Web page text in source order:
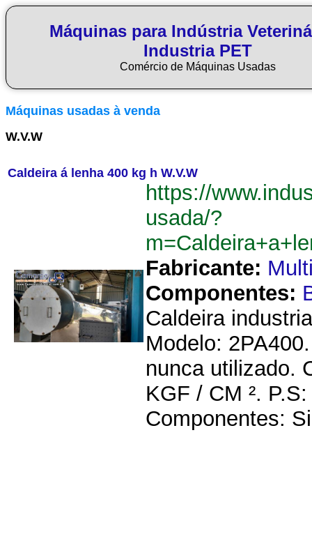
Máquinas para Indústria
Industria PET
Comércio de Máquinas Usadas
Máquinas usadas à venda
W.V.W
Caldeira á lenha 400 kg h W.V.W
https://
usada/?
Fabricante:
Componentes:
Caldeira
Modelo:
nunca utilizado.
KGF / CM ².
Componentes: